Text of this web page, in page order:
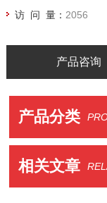
访 问 量： 2056
产品咨询
产品分类
相关文章